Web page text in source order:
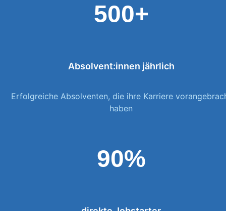
500+
Absolvent:innen jährlich
Erfolgreiche Absolventen, die ihre Karriere
haben
90%